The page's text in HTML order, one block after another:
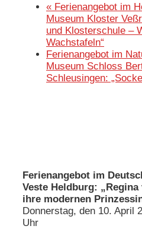
« Ferienangebot im
Museum Kloster
und Klosterschule –
Wachstafeln“
Ferienangebot im
Museum Schloss
Schleusingen:
Ferienangebot im
Veste Heldburg:
ihre modernen
Donnerstag, den 10. April
Uhr